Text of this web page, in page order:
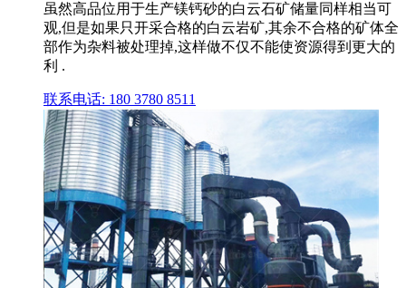
虽然高品位用于生产镁钙砂的白云石矿储量同样相当可
观,但是如果只开采合格的白云岩矿,其余不合格的矿体全
部作为杂料被处理掉,这样做不仅不能使资源得到更大的
利 .
联系电话: 180 3780 8511